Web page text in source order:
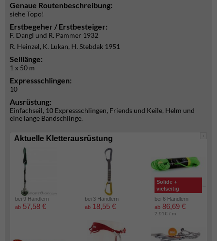
Genaue Routenbeschreibung:
siehe Topo!
Erstbegeher / Erstbesteiger:
F. Dangl und R. Pammer 1932
R. Heinzel, K. Lukan, H. Stebdak 1951
Seillänge:
1 x 50 m
Expressschlingen:
10
Ausrüstung:
Einfachseil, 10 Expressschlingen, Friends und Keile, Helm und
eine lange Bandschlinge.
i
Aktuelle Kletterausrüstung
bei 9 Händlern
ab 57,58 €
bei 3 Händlern
ab 18,55 €
Solide +
vielseitig
bei 6 Händlern
ab 86,69 €
2.91€ / m